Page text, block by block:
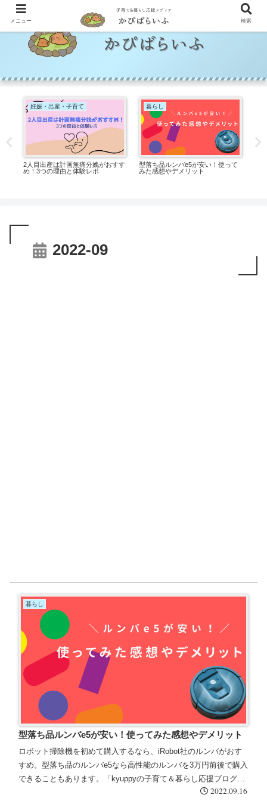
妊娠・出産・子育て
2人目出産は計画無痛分娩がおすす
め！3つの理由と体験レポ
暮らし
型落ち品ルンバe5が安い！使って
みた感想やデメリット
2022-09
暮らし
型落ち品ルンバe5が安い！使ってみた感想やデメリット
ロボット掃除機を初めて購入するなら、iRobot社のルンバがおす
すめ。型落ち品のルンバe5なら高性能のルンバを3万円前後で購入
できることもあります。「kyuppyの子育て＆暮らし応援ブログ」
では、ルンバe5のおすすめポイントやデメリットについてもお伝
2022.09.16
メニュー 検索